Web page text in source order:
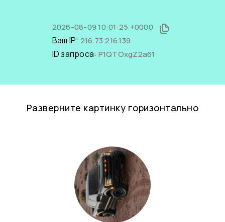
2026-08-09 10:01:25 +0000
Ваш IP: 216.73.216.139
ID запроса: P1QTOxgZ2a61
Разверните картинку горизонтально